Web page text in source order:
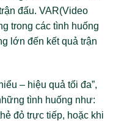
đấu. VAR(Video
trong các tình huống
lớn đến kết quả trận
– hiệu quả tối đa”,
tình huống như:
đỏ trực tiếp, hoặc khi